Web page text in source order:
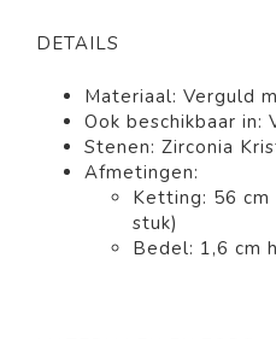
DETAILS
Materiaal: Verguld
Ook beschikbaar in:
Stenen: Zirconia
Afmetingen:
Ketting: 56 cm
stuk)
Bedel: 1,6 cm